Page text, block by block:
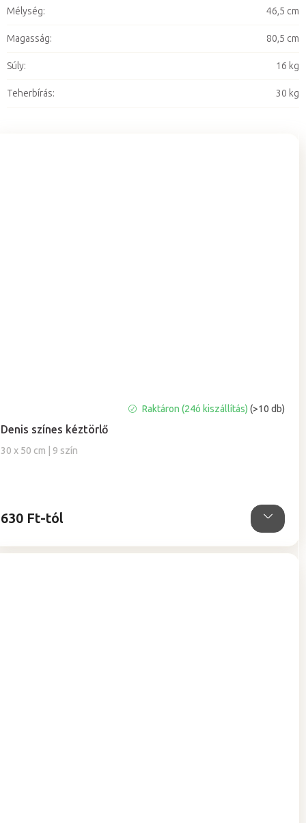
Denis színes kéztörlő
30 x 50 cm | 9 szín
termék
átlagos
értékelése
Raktáron (24ó kiszállítás)(>10 db)
630 Ft-tól
Mélység: 46,5 cm
Magasság: 80,5 cm
Súly: 16 kg
Teherbírás: 30 kg